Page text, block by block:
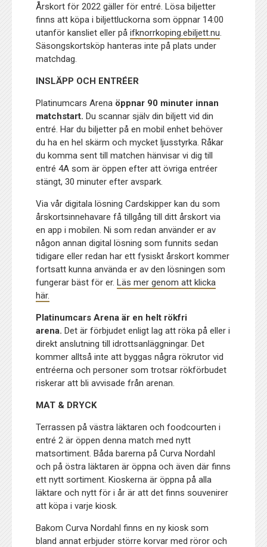
Årskort för 2022 gäller för entré. Lösa biljetter
finns att köpa i biljettluckorna som öppnar 14:00
utanför kansliet eller påifknorrkoping.ebiljett.nu.
Säsongskortsköp hanteras inte på plats under
matchdag.
INSLÄPP OCH ENTRÉER
Platinumcars Arena öppnar 90 minuter innan
matchstart.Du scannar själv din biljett vid din
entré. Har du biljetter på en mobil enhet behöver
du ha en hel skärm och mycket ljusstyrka. Råkar
du komma sent till matchen hänvisar vi dig till
entré 4A som är öppen efter att övriga entréer
stängt, 30 minuter efter avspark.
Via vår digitala lösning Cardskipper kan du som
årskortsinnehavare få tillgång till ditt årskort via
en app i mobilen. Ni som redan använder er av
någon annan digital lösning som funnits sedan
tidigare eller redan har ett fysiskt årskort kommer
fortsatt kunna använda er av den lösningen som
fungerar bäst för er.Läs mer genom att klicka
här.
Platinumcars Arena är en helt rökfri
arena. Det är förbjudet enligt lag att röka på eller i
direkt anslutning till idrottsanläggningar. Det
kommer alltså inte att byggas några rökrutor vid
entréerna och personer som trotsar rökförbudet
riskerar att bli avvisade från arenan.
MAT & DRYCK
Terrassen på västra läktaren och foodcourten i
entré 2 är öppen denna match med nytt
matsortiment. Båda barerna på Curva Nordahl
och på östra läktaren är öppna och även där finns
ett nytt sortiment. Kioskerna är öppna på alla
läktare och nytt för i år är att det finns souvenirer
att köpa i varje kiosk.
Bakom Curva Nordahl finns en ny kiosk som
bland annat erbjuder större korvar med röror och